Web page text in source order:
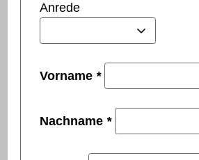
Anrede
Vorname *
Nachname *